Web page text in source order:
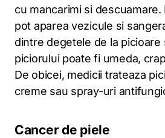
cu mancarimi si descuamare.
pot aparea vezicule si
dintre degetele de la picioare
piciorului poate fi umeda,
De obicei, medicii trateaza
creme sau spray-uri
Cancer de piele